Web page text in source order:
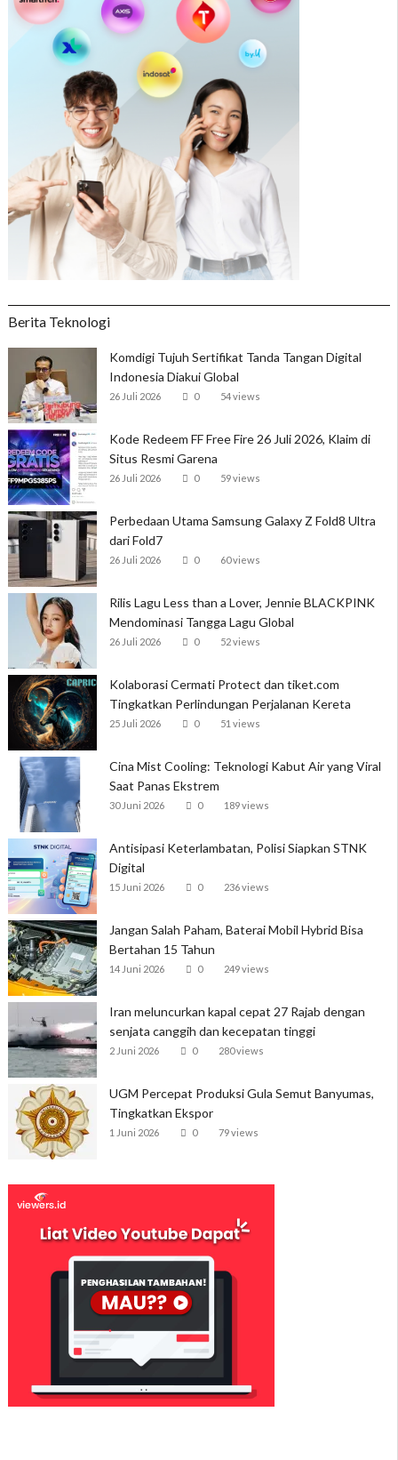
Berita Teknologi
Komdigi Tujuh Sertifikat Tanda Tangan Digital
Indonesia Diakui Global
26 Juli 2026 0 54 views
Kode Redeem FF Free Fire 26 Juli 2026, Klaim di
Situs Resmi Garena
26 Juli 2026 0 59 views
Perbedaan Utama Samsung Galaxy Z Fold8 Ultra
dari Fold7
26 Juli 2026 0 60 views
Rilis Lagu Less than a Lover, Jennie BLACKPINK
Mendominasi Tangga Lagu Global
26 Juli 2026 0 52 views
Kolaborasi Cermati Protect dan tiket.com
Tingkatkan Perlindungan Perjalanan Kereta
25 Juli 2026 0 51 views
Cina Mist Cooling: Teknologi Kabut Air yang Viral
Saat Panas Ekstrem
30 Juni 2026 0 189 views
Antisipasi Keterlambatan, Polisi Siapkan STNK
Digital
15 Juni 2026 0 236 views
Jangan Salah Paham, Baterai Mobil Hybrid Bisa
Bertahan 15 Tahun
14 Juni 2026 0 249 views
Iran meluncurkan kapal cepat 27 Rajab dengan
senjata canggih dan kecepatan tinggi
2 Juni 2026 0 280 views
UGM Percepat Produksi Gula Semut Banyumas,
Tingkatkan Ekspor
1 Juni 2026 0 79 views